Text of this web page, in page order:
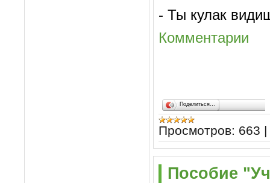
- Ты кулак
Комментарии
Поделиться…
Просмотров: 663 |
Пособие